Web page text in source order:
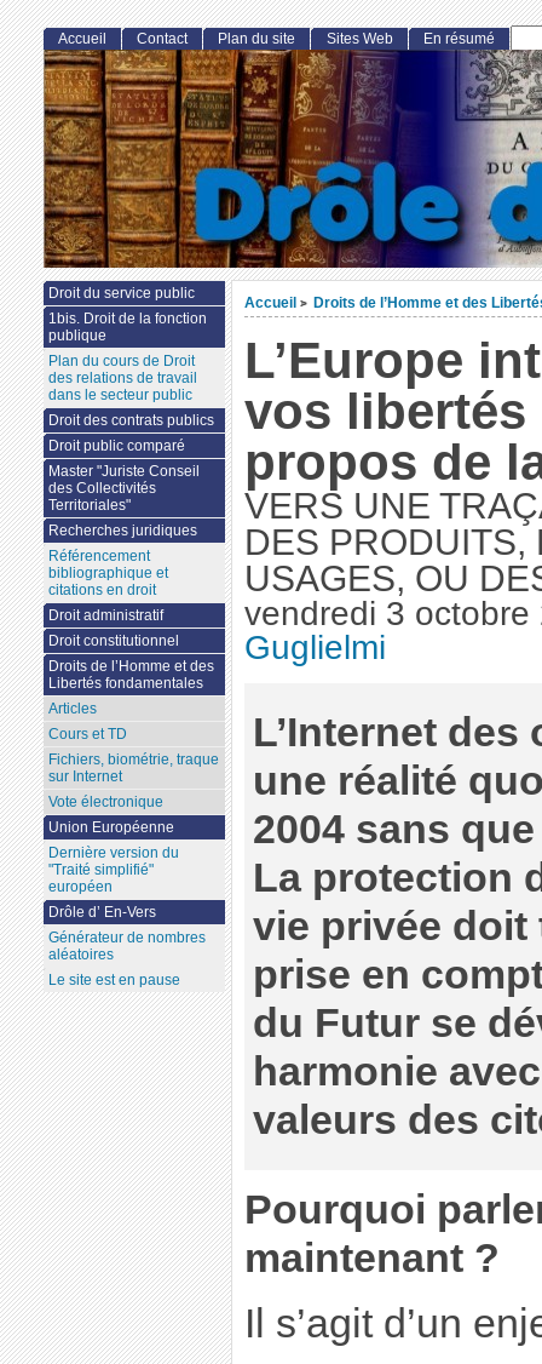
Accueil > Droits de l’Homme et des
L’Europe
vos libertés
propos de
VERS UNE
DES PRODUITS,
USAGES, OU
vendredi 3 octobre
Guglielmi
L’Internet
une réalité
2004 sans
La protection
vie privée doit
prise en
du Futur se
harmonie
valeurs des
Pourquoi
maintenant ?
Il s’agit d’un
Accueil Contact Plan du site Sites Web En résumé
Droit du service public
1bis. Droit de la fonction
publique
Plan du cours de Droit
des relations de travail
dans le secteur public
Droit des contrats publics
Droit public comparé
Master "Juriste Conseil
des Collectivités
Territoriales"
Recherches juridiques
Référencement
bibliographique et
citations en droit
Droit administratif
Droit constitutionnel
Droits de l’Homme et des
Libertés fondamentales
Articles
Cours et TD
Fichiers, biométrie, traque
sur Internet
Vote électronique
Union Européenne
Dernière version du
"Traité simplifié"
européen
Drôle d’ En-Vers
Générateur de nombres
aléatoires
Le site est en pause